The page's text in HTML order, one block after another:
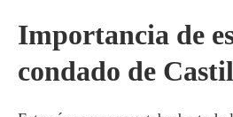
Importancia de
condado de